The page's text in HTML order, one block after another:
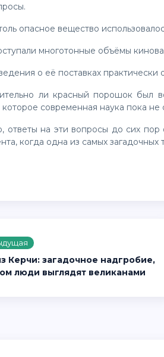
опасное вещество
многотонные объёмы
о её поставках практически
которое современная наука пока
когда одна из самых
Керчи: загадочное надгробие,
люди выглядят великанами